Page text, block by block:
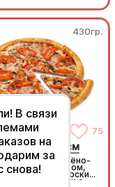
430гр.
75
25см
пицца с копчёно-
карбонадом,
болгарским
и томатами с
В связи
на
за
снова!